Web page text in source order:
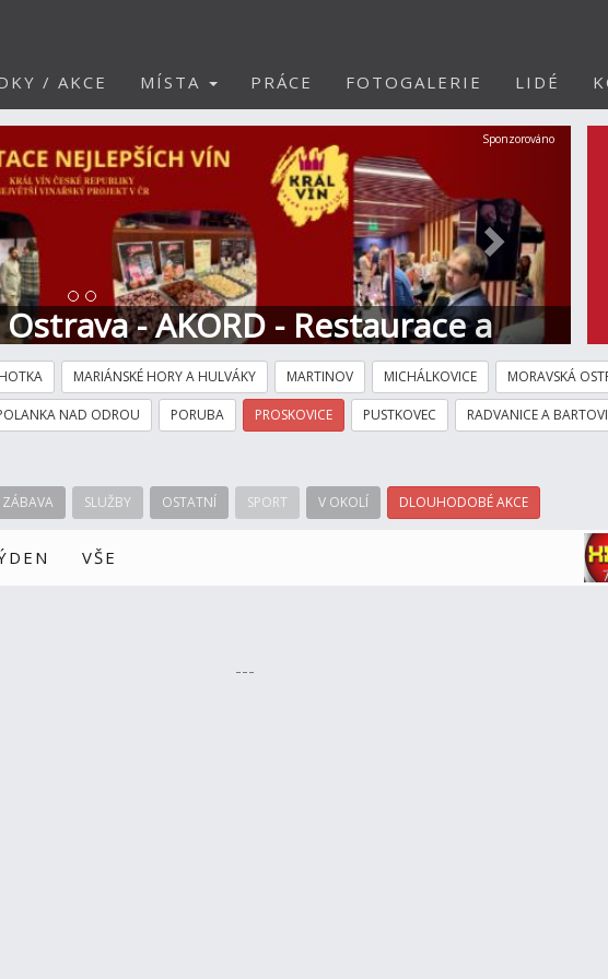
/ AKCE MÍSTA PRÁCE FOTOGALERIE LIDÉ
- AKORD - Restaurace a
Další
Sponzorováno
MARIÁNSKÉ HORY A HULVÁKY MARTINOV MICHÁLKOVICE MORAVSKÁ
NAD ODROU PORUBA PROSKOVICE PUSTKOVEC RADVANICE A
ZÁBAVA SLUŽBY OSTATNÍ SPORT V OKOLÍ DLOUHODOBÉ AKCE
VŠE
---